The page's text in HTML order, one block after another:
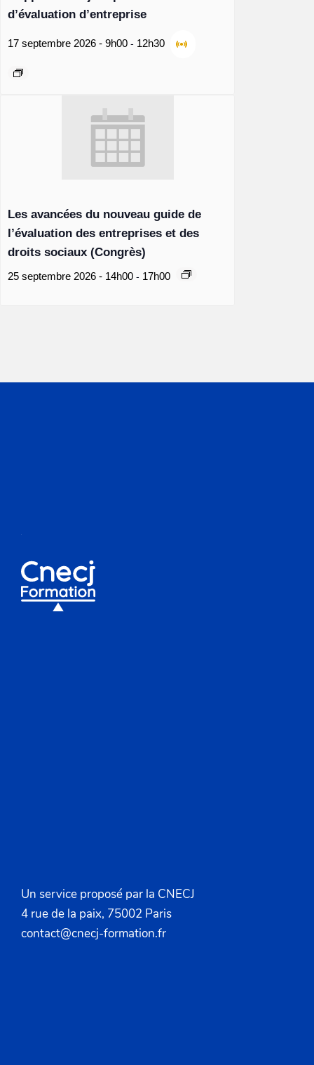
d’évaluation d’entreprise
17 septembre 2026 - 9h00 - 12h30
Les avancées du nouveau guide de
l’évaluation des entreprises et des
droits sociaux (Congrès)
25 septembre 2026 - 14h00 - 17h00
Un service proposé par la CNECJ
4 rue de la paix, 75002 Paris
contact@cnecj-formation.fr